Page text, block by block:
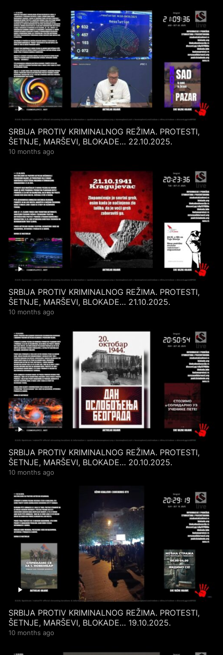
SRBIJA PROTIV KRIMINALNOG REŽIMA. PROTESTI,
ŠETNJE, MARŠEVI, BLOKADE… 22.10.2025.
10 months ago
SRBIJA PROTIV KRIMINALNOG REŽIMA. PROTESTI,
ŠETNJE, MARŠEVI, BLOKADE… 21.10.2025.
10 months ago
SRBIJA PROTIV KRIMINALNOG REŽIMA. PROTESTI,
ŠETNJE, MARŠEVI, BLOKADE… 20.10.2025.
10 months ago
SRBIJA PROTIV KRIMINALNOG REŽIMA. PROTESTI,
ŠETNJE, MARŠEVI, BLOKADE… 19.10.2025.
10 months ago